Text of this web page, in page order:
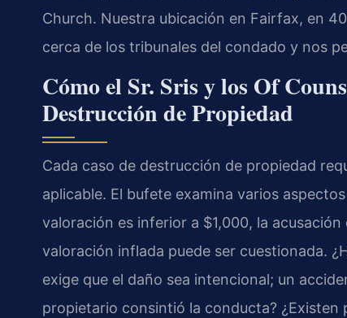
Church. Nuestra ubicación en Fairfax, en
cerca de los tribunales del condado y nos
Cómo el Sr. Sris y los Of
Destrucción de Propiedad
Cada caso de destrucción de propiedad
aplicable. El bufete examina varios
valoración es inferior a $1,000, la
valoración inflada puede ser cuestionada.
exige que el daño sea intencional; un
propietario consintió la conducta? ¿Existen